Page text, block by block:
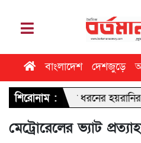
বাংলাদেশ দেশজুড়ে
শিরোনাম :
ধরনের হয়রানির শিকার না হয়:
মেট্রোরেলের ভ্যাট